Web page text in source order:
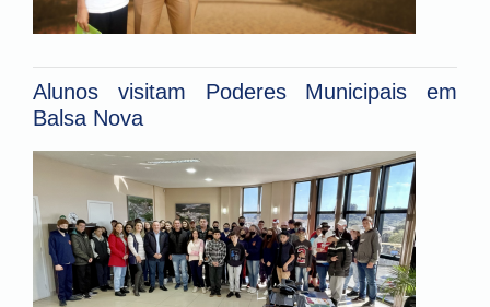
Alunos visitam Poderes Municipais em
Balsa Nova